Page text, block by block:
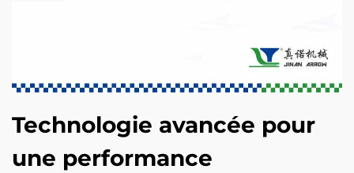
Technologie avancée pour
une performance